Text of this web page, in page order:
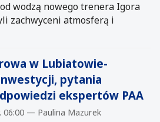
wodzą nowego trenera Igora
zachwyceni atmosferą i
w Lubiatowie-
pytania
ekspertów PAA
06:00 — Paulina Mazurek